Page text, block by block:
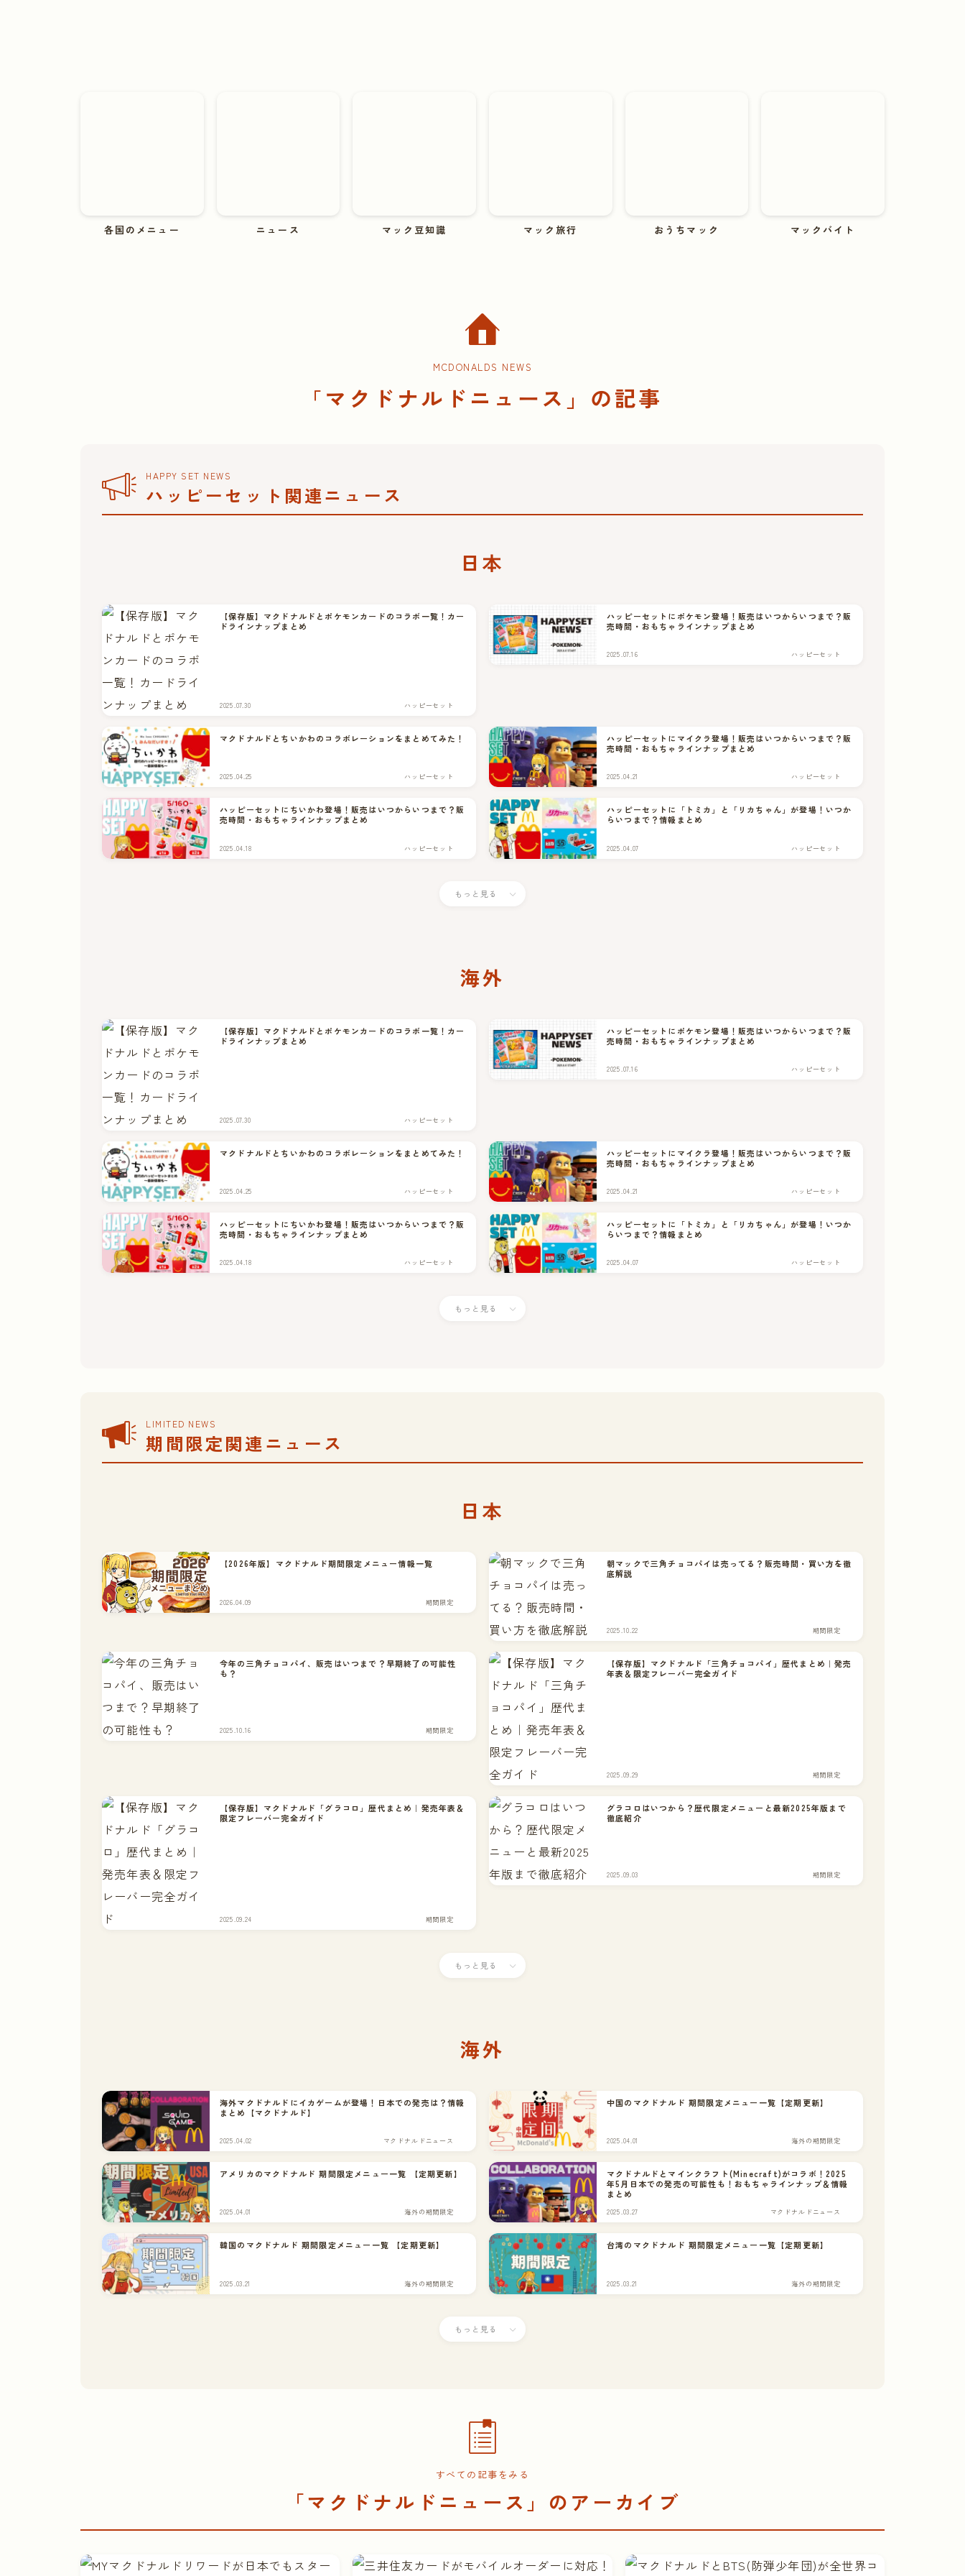
各国のメニュー ニュース マック豆知識 マック旅行 おうちマック マックバイト
MCDONALDS NEWS
「 マクドナルドニュース」の記事
HAPPY SET NEWS
ハッピーセット関連ニュース
日本
【保存版】マクドナルドとポケモンカードのコラボ一覧！カー
ドラインナップまとめ
2025.07.30 ハッピーセット
ハッピーセットにポケモン登場！販売はいつからいつまで？販
売時間・おもちゃラインナップまとめ
2025.07.16 ハッピーセット
マクドナルドとちいかわのコラボレーションをまとめてみた！
2025.04.25 ハッピーセット
ハッピーセットにマイクラ登場！販売はいつからいつまで？販
売時間・おもちゃラインナップまとめ
2025.04.21 ハッピーセット
ハッピーセットにちいかわ登場！販売はいつからいつまで？販
売時間・おもちゃラインナップまとめ
2025.04.18 ハッピーセット
ハッピーセットに「トミカ」と「リカちゃん」が登場！いつか
らいつまで？情報まとめ
2025.04.07 ハッピーセット
もっと見る
海外
【保存版】マクドナルドとポケモンカードのコラボ一覧！カー
ドラインナップまとめ
2025.07.30 ハッピーセット
ハッピーセットにポケモン登場！販売はいつからいつまで？販
売時間・おもちゃラインナップまとめ
2025.07.16 ハッピーセット
マクドナルドとちいかわのコラボレーションをまとめてみた！
2025.04.25 ハッピーセット
ハッピーセットにマイクラ登場！販売はいつからいつまで？販
売時間・おもちゃラインナップまとめ
2025.04.21 ハッピーセット
ハッピーセットにちいかわ登場！販売はいつからいつまで？販
売時間・おもちゃラインナップまとめ
2025.04.18 ハッピーセット
ハッピーセットに「トミカ」と「リカちゃん」が登場！いつか
らいつまで？情報まとめ
2025.04.07 ハッピーセット
もっと見る
LIMITED NEWS
期間限定関連ニュース
日本
【2026年版】マクドナルド期間限定メニュー情報一覧
2026.04.09 期間限定
朝マックで三角チョコパイは売ってる？販売時間・買い方を徹
底解説
2025.10.22 期間限定
今年の三角チョコパイ、販売はいつまで？早期終了の可能性
も？
2025.10.16 期間限定
【保存版】マクドナルド「三角チョコパイ」歴代まとめ｜発売
年表＆限定フレーバー完全ガイド
2025.09.29 期間限定
【保存版】マクドナルド「グラコロ」歴代まとめ｜発売年表＆
限定フレーバー完全ガイド
2025.09.24 期間限定
グラコロはいつから？歴代限定メニューと最新2025年版まで
徹底紹介
2025.09.03 期間限定
もっと見る
海外
海外マクドナルドにイカゲームが登場！日本での発売は？情報
まとめ【マクドナルド】
2025.04.02 マクドナルドニュース
中国のマクドナルド 期間限定メニュー一覧【定期更新】
2025.04.01 海外の期間限定
アメリカのマクドナルド 期間限定メニュー一覧 【定期更新】
2025.04.01 海外の期間限定
マクドナルドとマインクラフト(Minecraft)がコラボ！2025
年5月日本での発売の可能性も！おもちゃラインナップ＆情報
まとめ
2025.03.27 マクドナルドニュース
韓国のマクドナルド 期間限定メニュー一覧 【定期更新】
2025.03.21 海外の期間限定
台湾のマクドナルド 期間限定メニュー一覧【定期更新】
2025.03.21 海外の期間限定
もっと見る
すべての記事をみる
「マクドナルドニュース」のアーカイブ